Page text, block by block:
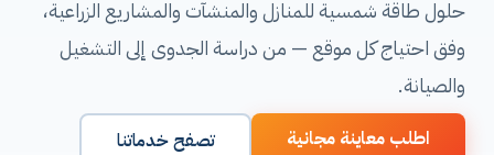
حلول طاقة شمسية للمنازل والمنشآت والمشاريع الزراعية،
وفق احتياج كل موقع — من دراسة الجدوى إلى التشغيل
والصيانة.
اطلب معاينة مجانية تصفح خدماتنا